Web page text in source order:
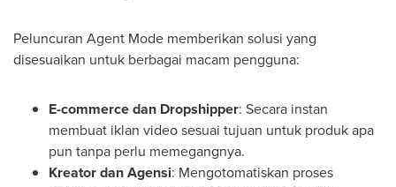
Peluncuran Agent Mode memberikan solusi yang
disesuaikan untuk berbagai macam pengguna:
E-commerce dan Dropshipper: Secara instan
membuat iklan video sesuai tujuan untuk produk apa
pun tanpa perlu memegangnya.
Kreator dan Agensi: Mengotomatiskan proses